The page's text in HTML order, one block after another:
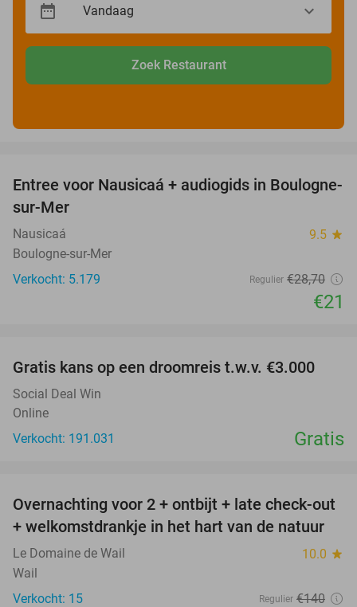
Zoek Restaurant
27%
Entree voor Nausicaá + audiogids in Boulogne-
sur-Mer
Nausicaá 9.5 star
Boulogne-sur-Mer
Verkocht: 5.179
Regulier €28,70
€21
Gratis kans op een droomreis t.w.v. €3.000
Social Deal Win
Online
Verkocht: 191.031
Gratis
29%
Overnachting voor 2 + ontbijt + late check-out
+ welkomstdrankje in het hart van de natuur
Le Domaine de Wail 10.0 star
Wail
Verkocht: 15
Regulier €140